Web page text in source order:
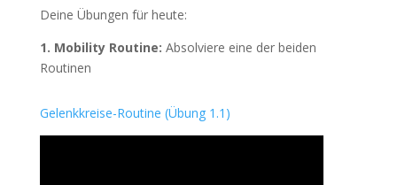
Deine Übungen für heute:
1. Mobility Routine: Absolviere eine der beiden
Routinen
Gelenkkreise-Routine (Übung 1.1)